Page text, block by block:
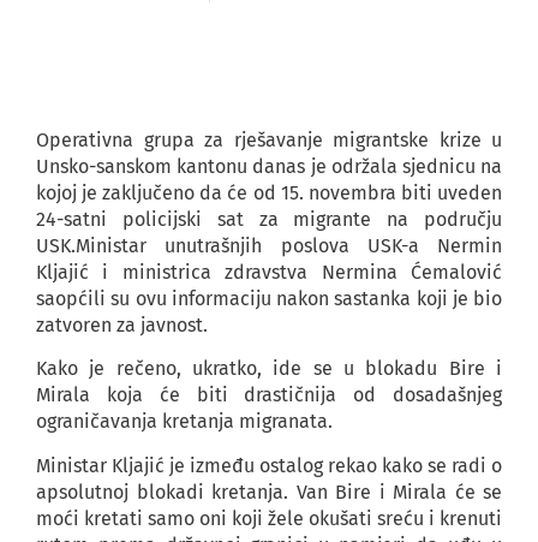
Operativna grupa za rješavanje migrantske krize u
Unsko-sanskom kantonu danas je održala sjednicu na
kojoj je zaključeno da će od 15. novembra biti uveden
24-satni policijski sat za migrante na području
USK.Ministar unutrašnjih poslova USK-a Nermin
Kljajić i ministrica zdravstva Nermina Ćemalović
saopćili su ovu informaciju nakon sastanka koji je bio
zatvoren za javnost.
Kako je rečeno, ukratko, ide se u blokadu Bire i
Mirala koja će biti drastičnija od dosadašnjeg
ograničavanja kretanja migranata.
Ministar Kljajić je između ostalog rekao kako se radi o
apsolutnoj blokadi kretanja. Van Bire i Mirala će se
moći kretati samo oni koji žele okušati sreću i krenuti